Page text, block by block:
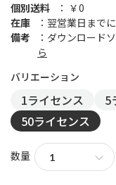
個別送料
￥0
在庫
翌営業日まで
備考
ダウンロード
ら
1ライセンス 5
50ライセンス
数量